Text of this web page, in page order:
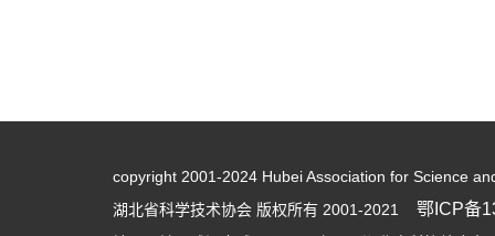
copyright 2001-2024 Hubei Association for Science
湖北省科学技术协会 版权所有 2001-2021 鄂ICP备